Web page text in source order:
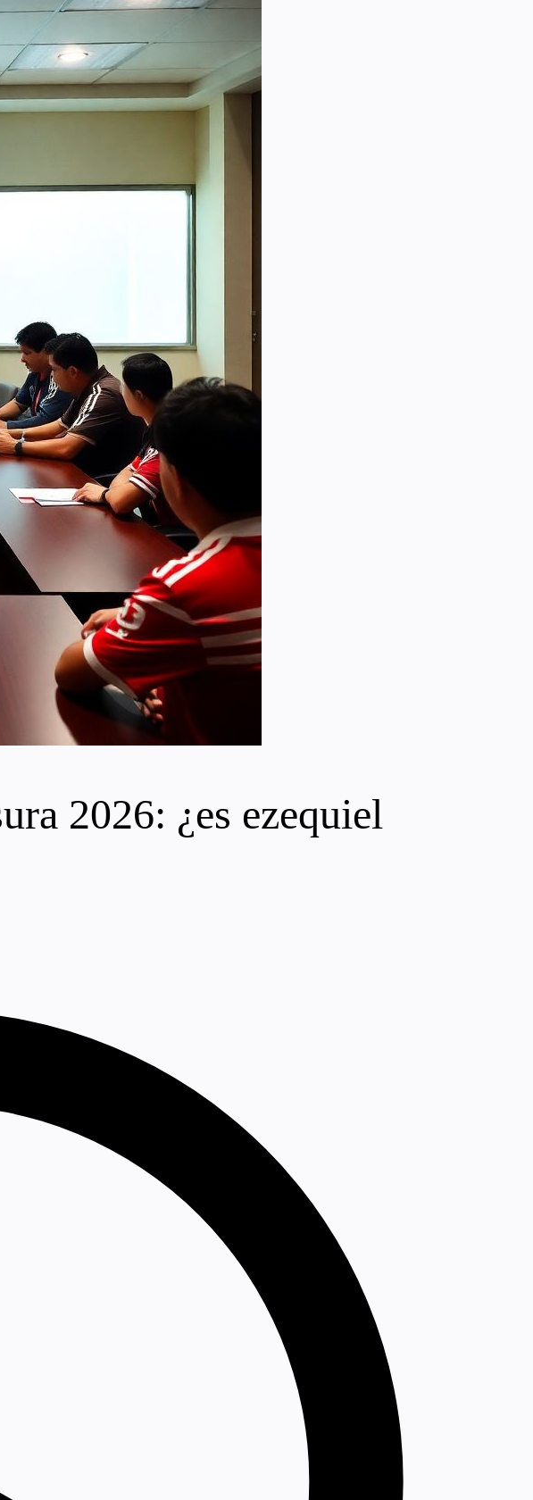
2026: ¿es ezequiel